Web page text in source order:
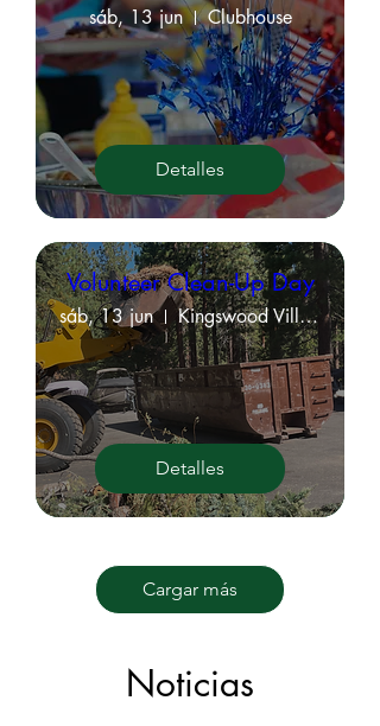
sáb, 13 jun Clubhouse
Detalles
Volunteer Clean-Up Day
sáb, 13 jun Kingswood Village Property Grounds
Detalles
Cargar más
Noticias